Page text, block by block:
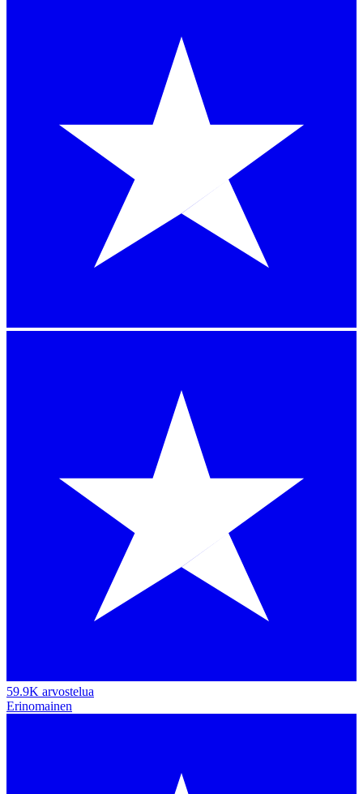
59.9K arvostelua
Erinomainen